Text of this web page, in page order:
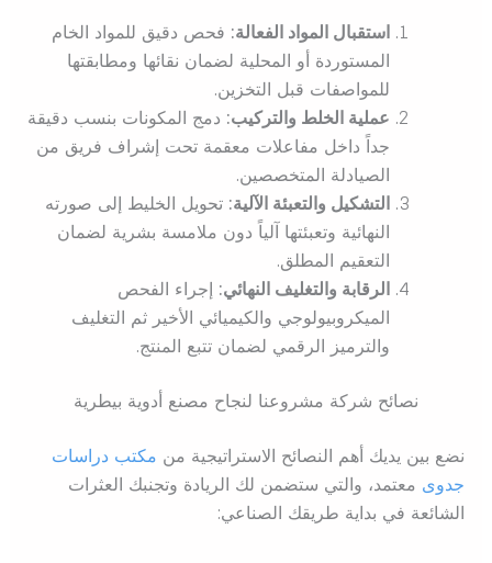
استقبال المواد الفعالة:فحص دقيق للمواد الخام
المستوردة أو المحلية لضمان نقائها ومطابقتها
للمواصفات قبل التخزين.
عملية الخلط والتركيب:دمج المكونات بنسب دقيقة
جداً داخل مفاعلات معقمة تحت إشراف فريق من
الصيادلة المتخصصين.
التشكيل والتعبئة الآلية:تحويل الخليط إلى صورته
النهائية وتعبئتها آلياً دون ملامسة بشرية لضمان
التعقيم المطلق.
الرقابة والتغليف النهائي:إجراء الفحص
الميكروبيولوجي والكيميائي الأخير ثم التغليف
والترميز الرقمي لضمان تتبع المنتج.
نصائح شركة مشروعنا لنجاح مصنع أدوية بيطرية
نضع بين يديك أهم النصائح الاستراتيجية من مكتب دراسات
جدوىمعتمد، والتي ستضمن لك الريادة وتجنبك العثرات
الشائعة في بداية طريقك الصناعي: